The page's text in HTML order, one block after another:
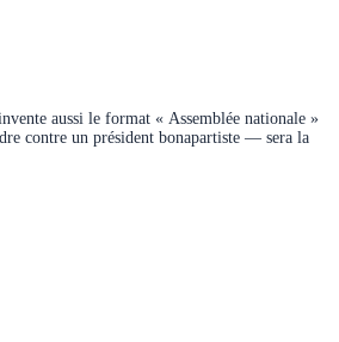
aussi le format « Assemblée nationale »
contre un président bonapartiste — sera la